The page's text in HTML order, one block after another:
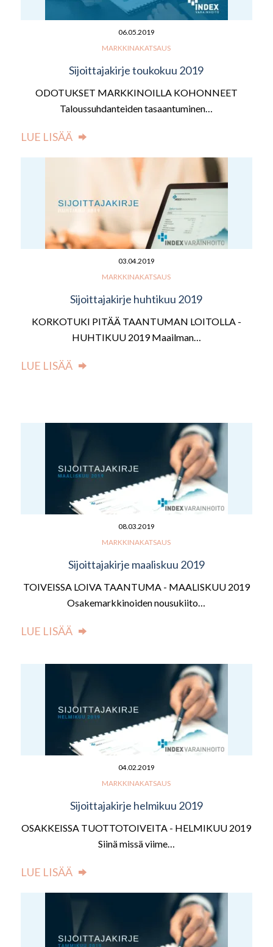
06.05.2019
MARKKINAKATSAUS
Sijoittajakirje toukokuu 2019
ODOTUKSET MARKKINOILLA KOHONNEET
Taloussuhdanteiden tasaantuminen…
LUE LISÄÄ
03.04.2019
MARKKINAKATSAUS
Sijoittajakirje huhtikuu 2019
KORKOTUKI PITÄÄ TAANTUMAN LOITOLLA -
HUHTIKUU 2019 Maailman…
LUE LISÄÄ
08.03.2019
MARKKINAKATSAUS
Sijoittajakirje maaliskuu 2019
TOIVEISSA LOIVA TAANTUMA - MAALISKUU 2019
Osakemarkkinoiden nousukiito…
LUE LISÄÄ
04.02.2019
MARKKINAKATSAUS
Sijoittajakirje helmikuu 2019
OSAKKEISSA TUOTTOTOIVEITA - HELMIKUU 2019
Siinä missä viime…
LUE LISÄÄ